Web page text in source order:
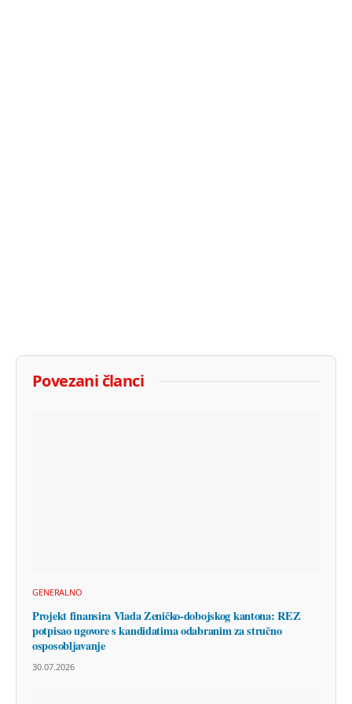
Povezani članci
GENERALNO
Projekt finansira Vlada Zeničko-dobojskog kantona: REZ
potpisao ugovore s kandidatima odabranim za stručno
osposobljavanje
30.07.2026